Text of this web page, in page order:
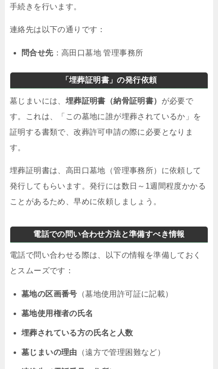
手続きを行います。
連絡先は以下の通りです：
問合せ先：高田口墓地 管理事務所
「埋葬証明書」の発行依頼
墓じまいには、 埋葬証明書（納骨証明書） が必要で
す。これは、「この墓地に誰が埋葬されているか」を
証明する書類で、改葬許可申請の際に必要となりま
す。
埋葬証明書は、高田口墓地（管理事務所）に依頼して
発行してもらいます。発行には数日～1週間程度かかる
ことがあるため、早めに依頼しましょう。
電話での問い合わせ方法と準備すべき情報
電話で問い合わせる際は、以下の情報を準備しておく
とスムーズです：
墓地の区画番号 （墓地使用許可証に記載）
墓地使用権者の氏名
埋葬されている方の氏名と人数
墓じまいの理由 （遠方で管理困難など）